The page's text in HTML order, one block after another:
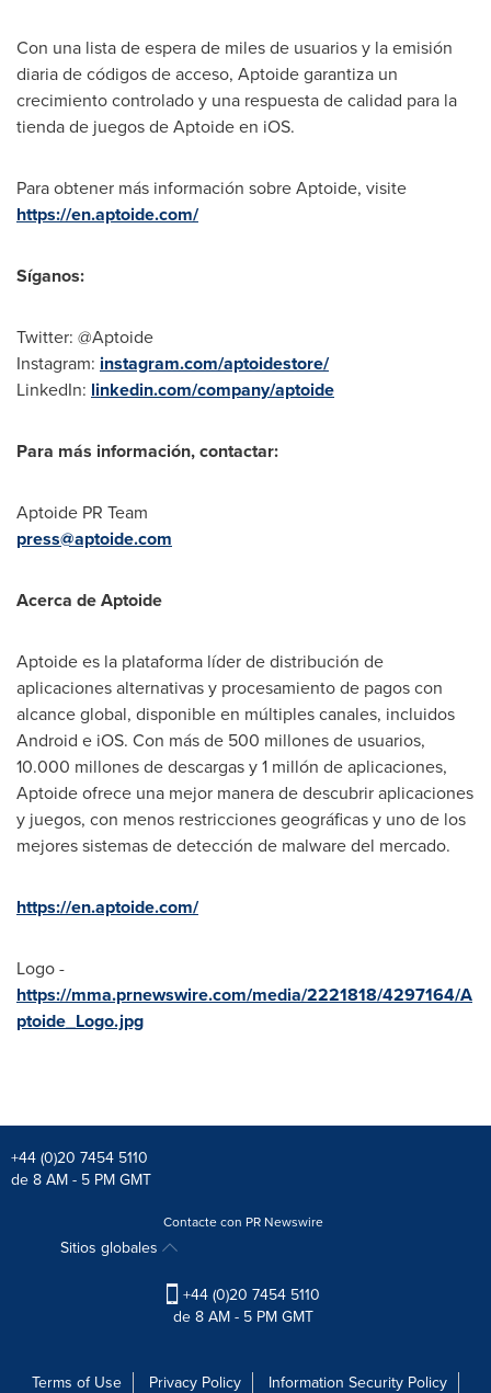
Con una lista de espera de miles de usuarios y la emisión
diaria de códigos de acceso, Aptoide garantiza un
crecimiento controlado y una respuesta de calidad para la
tienda de juegos de Aptoide en iOS.
Para obtener más información sobre Aptoide, visite
https://en.aptoide.com/
Síganos:
Twitter: @Aptoide
Instagram: instagram.com/aptoidestore/
LinkedIn: linkedin.com/company/aptoide
Para más información, contactar:
Aptoide PR Team
press@aptoide.com
Acerca de Aptoide
Aptoide es la plataforma líder de distribución de
aplicaciones alternativas y procesamiento de pagos con
alcance global, disponible en múltiples canales, incluidos
Android e iOS. Con más de 500 millones de usuarios,
10.000 millones de descargas y 1 millón de aplicaciones,
Aptoide ofrece una mejor manera de descubrir aplicaciones
y juegos, con menos restricciones geográficas y uno de los
mejores sistemas de detección de malware del mercado.
https://en.aptoide.com/
Logo -
https://mma.prnewswire.com/media/2221818/4297164/A
ptoide_Logo.jpg
+44 (0)20 7454 5110
de 8 AM - 5 PM GMT
Contacte con PR Newswire
Sitios globales
+44 (0)20 7454 5110
de 8 AM - 5 PM GMT
Terms of Use Privacy Policy Information Security Policy